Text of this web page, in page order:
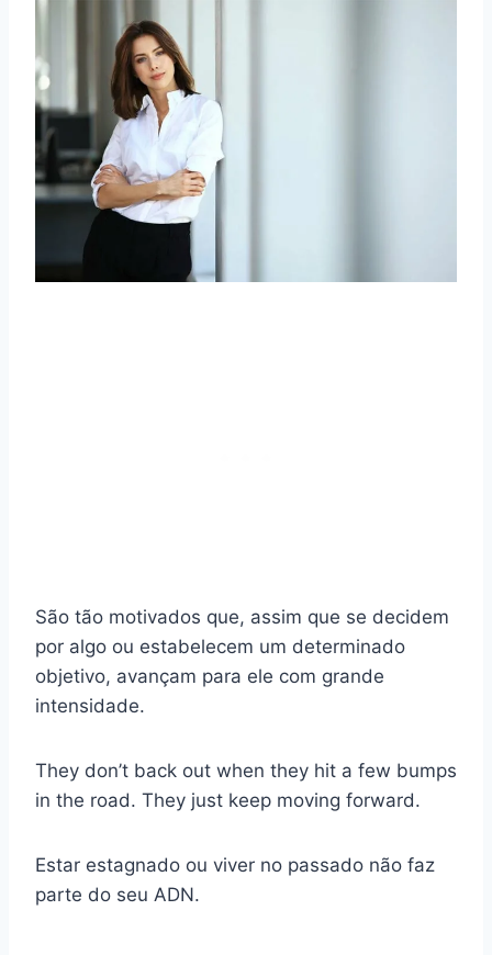
São tão motivados que, assim que se decidem
por algo ou estabelecem um determinado
objetivo, avançam para ele com grande
intensidade.
They don’t back out when they hit a few bumps
in the road. They just keep moving forward.
Estar estagnado ou viver no passado não faz
parte do seu ADN.